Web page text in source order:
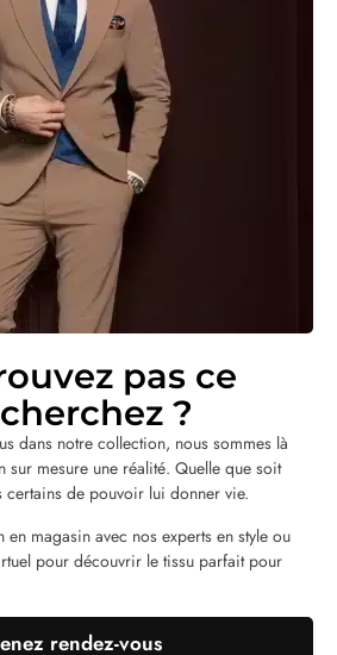
pas ce
?
dans notre collection, nous sommes là
mesure une réalité. Quelle que soit
certains de pouvoir lui donner vie.
en magasin avec nos experts en style ou
pour découvrir le tissu parfait pour
rendez-vous